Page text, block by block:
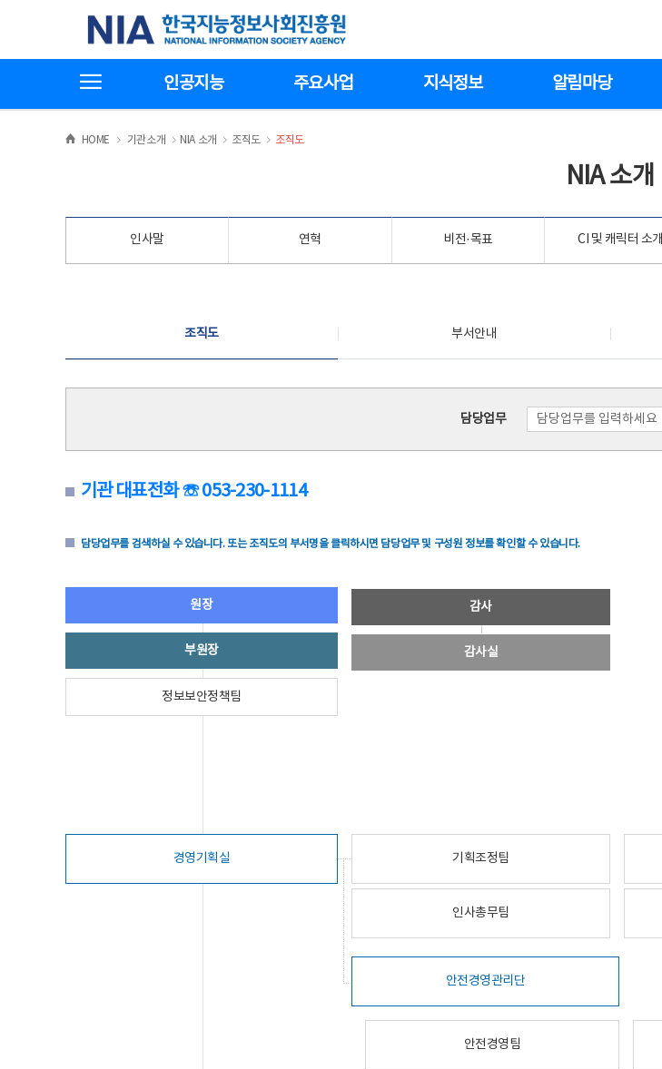
기
한국지능정보사회진흥원
인공지능 주요사업 지식정보 알림마당
HOME >
기관소개 >NIA 소개 >
조직도 >
조직도
NIA 소개
인사말 연혁 비전·목표 CI 및 캐릭터 소개
조직도 부서안내
담당업무
기관 대표전화 ☏ 053-230-1114
담당업무를 검색하실 수 있습니다. 또는 조직도의 부서명을 클릭하시면 담당업무 및 구성원 정보를 확인할 수 있습니다.
원장
부원장
정보보안정책팀
감사
감사실
경영기획실 기획조정팀
인사총무팀
안전경영관리단
안전경영팀